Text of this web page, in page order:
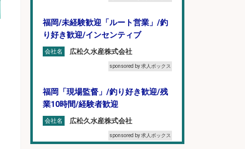
福岡/未経験歓迎「ルート営業」/釣
り好き歓迎/インセンティブ
会社名 広松久水産株式会社
sponsored by 求人ボックス
福岡「現場監督」/釣り好き歓迎/残
業10時間/経験者歓迎
会社名 広松久水産株式会社
sponsored by 求人ボックス